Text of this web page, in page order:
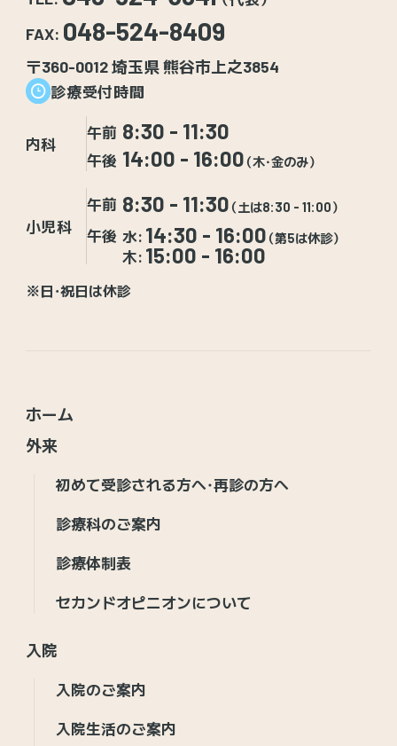
FAX: 048-524-8409
〒360-0012 埼玉県 熊谷市上之3854
診療受付時間
内科
午前 8:30 - 11:30
午後 14:00 - 16:00 （木・金のみ）
小児科
午前 8:30 - 11:30 （土は8:30 - 11:00）
午後 水: 14:30 - 16:00 （第5は休診）
木: 15:00 - 16:00
※日・祝日は休診
ホーム
外来
初めて受診される方へ・再診の方へ
診療科のご案内
診療体制表
セカンドオピニオンについて
入院
入院のご案内
入院生活のご案内